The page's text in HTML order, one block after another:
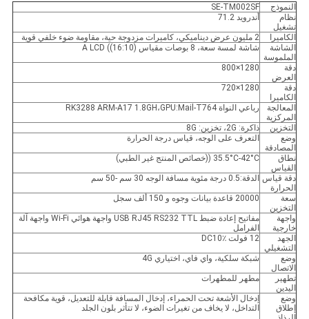
النموذج
SE-TM002SF
نظام
تشغيل
أندرويد 71.2
الكاميرا
2 مليون عرض ديناميكي، كاميرات مزدوجة حية، مقاومة ضوء خلفي قوية
الشاشة
الملموسة
شاشة لمسة سعة، 8 بوصات مقياس A LCD ((16:10)
دقة
العرض
1280×800
دقة
الكاميرا
1280×720
المعالجة
المركزية
رباعي النواة RK3288 ARM-A17 1.8GH،GPU:Mail-T764
التخزين
ذاكرة: 2G، تخزين: 8G
وضع
المصادقة
التعرف على الوجه، قياس درجة الحرارة
نطاق
القياس
35.5°C-42°C ((خصائص المنتج غير الطبي)
دقة قياس
الحرارة
الدقة:0.5 درجة مئوية مسافة الوجه 30 سم -50 سم
سعة
التخزين
20000 قاعدة بيانات وجوه و 150 ألف سجل
واجهة
خارجية
مفاتيح إعادة ضبط USB RJ45 RS232 TTL واجهة هوائي Wi-Fi واجهة آلة
الفرامل
الجهد
التشغيلي
12 فولت DC10٪
وضع
الاتصال
شبكة سلكية، واي فاي، اختياري 4G
تطهير
اليدين
مطهر للمطهرات
وضع
إطلاق
إدخال الأشعة تحت الحمراء، إدخال المسافة قابلة للتعديل، قوية مكافحة
التداخل، لا يخاف من تغيرات الضوء، لا تتأثر بلون الجلد